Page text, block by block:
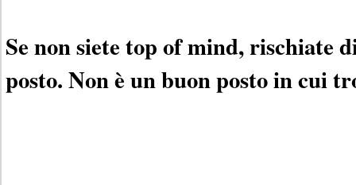
Se non siete top of mind, rischiate
posto. Non è un buon posto in cui